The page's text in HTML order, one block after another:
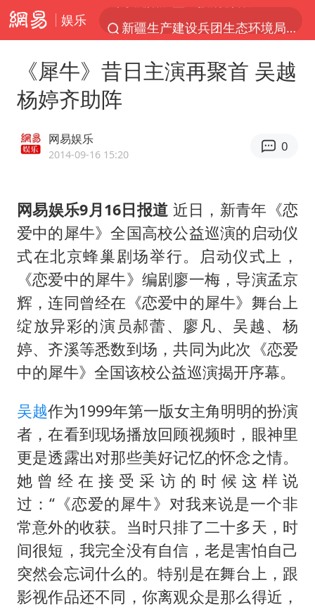
娱乐
上海暴雨已致多处积水
上海鼓励居家办公
国乒连续两站无缘冠军
5万小车卖不动 微型代步车集体遇冷
科创50指数跌幅扩大至2%
周星驰妈妈现身香港首映礼
白海豚路径图
56岁刘奕君跟13岁女儿合跳
大疆错失宇树
《犀牛》昔日主演再聚首 吴越
杨婷齐助阵
网易娱乐
2014-09-16 15:20
0
网易娱乐9月16日报道 近日，新青年《恋
爱中的犀牛》全国高校公益巡演的启动仪
式在北京蜂巢剧场举行。启动仪式上，
《恋爱中的犀牛》编剧廖一梅，导演孟京
辉，连同曾经在《恋爱中的犀牛》舞台上
绽放异彩的演员郝蕾、廖凡、吴越、杨
婷、齐溪等悉数到场，共同为此次《恋爱
中的犀牛》全国该校公益巡演揭开序幕。
吴越作为1999年第一版女主角明明的扮演
者，在看到现场播放回顾视频时，眼神里
更是透露出对那些美好记忆的怀念之情。
她曾经在接受采访的时候这样说
过：“《恋爱的犀牛》对我来说是一个非
常意外的收获。当时只排了二十多天，时
间很短，我完全没有自信，老是害怕自己
突然会忘词什么的。特别是在舞台上，跟
影视作品还不同，你离观众是那么得近，